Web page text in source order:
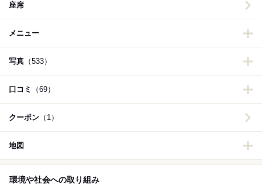
座席
メニュー
写真 （533）
口コミ （69）
クーポン （1）
地図
環境や社会への取り組み